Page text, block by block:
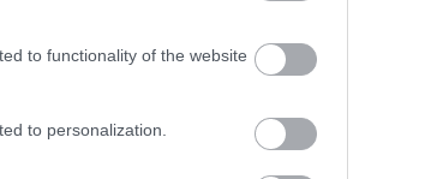
to functionality of the website
to personalization.
(X)